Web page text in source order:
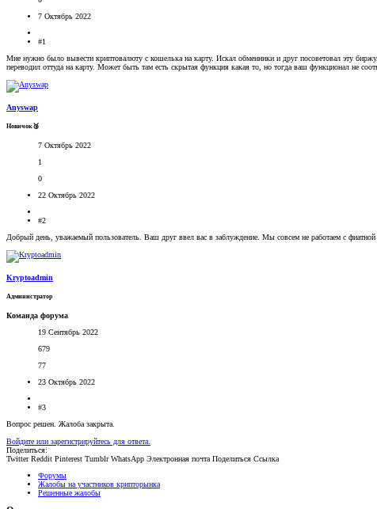
7 Октябрь 2022
#1
Мне нужно было вывести криптовалюту с кошелька на карту. Искал обменники и друг посоветовал эту
переводил оттуда на карту. Может быть там есть скрытая функция какая то, но тогда ваш функционал не
Anyswap
Новичок🥉
7 Октябрь 2022
1
0
22 Октябрь 2022
#2
Добрый день, уважаемый пользователь. Ваш друг ввел вас в заблуждение. Мы совсем не работаем с
Kryptoadmin
Администратор
Команда форума
19 Сентябрь 2022
679
77
23 Октябрь 2022
#3
Вопрос решен. Жалоба закрыта.
Войдите или зарегистрируйтесь для ответа.
Поделиться:
Twitter Reddit Pinterest Tumblr WhatsApp Электронная почта Поделиться Ссылка
Форумы
Жалобы на участников крипторынка
Решенные жалобы